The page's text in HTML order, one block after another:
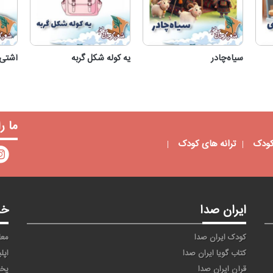
سیاه‌‌چادر یه کوله شکل گربه
ترانه های کودک
ما
ایران صدا
کودک ایران صدا
کتاب گویا ایران صدا
قرآن ایران صدا